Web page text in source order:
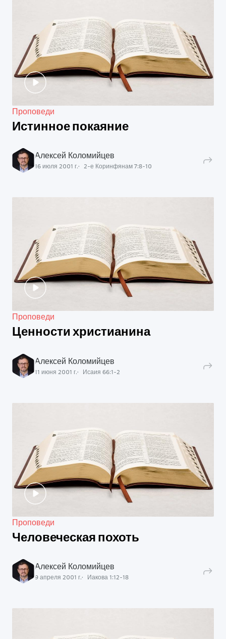
Проповеди
Истинное покаяние
Алексей Коломийцев
16 июля 2001 г. 2-е Коринфянам 7:8-10
Проповеди
Ценности христианина
Алексей Коломийцев
11 июня 2001 г. Исаия 66:1-2
Проповеди
Человеческая похоть
Алексей Коломийцев
9 апреля 2001 г. Иакова 1:12-18